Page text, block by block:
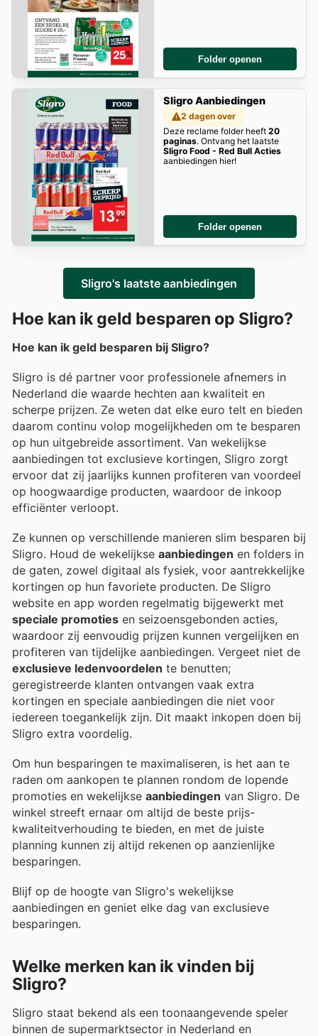
Folder openen
Sligro Aanbiedingen
2 dagen over
Deze reclame folder heeft 20
paginas. Ontvang het laatste
Sligro Food - Red Bull Acties
aanbiedingen hier!
Folder openen
Sligro's laatste aanbiedingen
Hoe kan ik geld besparen op Sligro?
Hoe kan ik geld besparen bij Sligro?
Sligro is dé partner voor professionele afnemers in
Nederland die waarde hechten aan kwaliteit en
scherpe prijzen. Ze weten dat elke euro telt en bieden
daarom continu volop mogelijkheden om te besparen
op hun uitgebreide assortiment. Van wekelijkse
aanbiedingen tot exclusieve kortingen, Sligro zorgt
ervoor dat zij jaarlijks kunnen profiteren van voordeel
op hoogwaardige producten, waardoor de inkoop
efficiënter verloopt.
Ze kunnen op verschillende manieren slim besparen bij
Sligro. Houd de wekelijkse aanbiedingen en folders in
de gaten, zowel digitaal als fysiek, voor aantrekkelijke
kortingen op hun favoriete producten. De Sligro
website en app worden regelmatig bijgewerkt met
speciale promoties en seizoensgebonden acties,
waardoor zij eenvoudig prijzen kunnen vergelijken en
profiteren van tijdelijke aanbiedingen. Vergeet niet de
exclusieve ledenvoordelen te benutten;
geregistreerde klanten ontvangen vaak extra
kortingen en speciale aanbiedingen die niet voor
iedereen toegankelijk zijn. Dit maakt inkopen doen bij
Sligro extra voordelig.
Om hun besparingen te maximaliseren, is het aan te
raden om aankopen te plannen rondom de lopende
promoties en wekelijkse aanbiedingen van Sligro. De
winkel streeft ernaar om altijd de beste prijs-
kwaliteitverhouding te bieden, en met de juiste
planning kunnen zij altijd rekenen op aanzienlijke
besparingen.
Blijf op de hoogte van Sligro's wekelijkse
aanbiedingen en geniet elke dag van exclusieve
besparingen.
Welke merken kan ik vinden bij
Sligro?
Sligro staat bekend als een toonaangevende speler
binnen de supermarktsector in Nederland en